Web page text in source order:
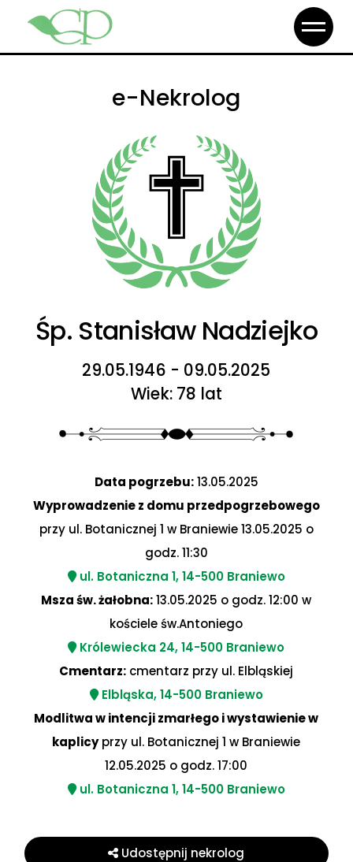
e-Nekrolog
Śp. Stanisław Nadziejko
29.05.1946 - 09.05.2025
Wiek: 78 lat
Data pogrzebu:13.05.2025
Wyprowadzenie z domu przedpogrzebowego
przy ul. Botanicznej 1 w Braniewie 13.05.2025 o
godz. 11:30
ul. Botaniczna 1, 14-500 Braniewo
Msza św. żałobna:13.05.2025 o godz. 12:00 w
kościele św.Antoniego
Królewiecka 24, 14-500 Braniewo
Cmentarz: cmentarz przy ul. Elbląskiej
Elbląska, 14-500 Braniewo
Modlitwa w intencji zmarłego i wystawienie w
kaplicyprzy ul. Botanicznej 1 w Braniewie
12.05.2025 o godz. 17:00
ul. Botaniczna 1, 14-500 Braniewo
Udostępnij nekrolog